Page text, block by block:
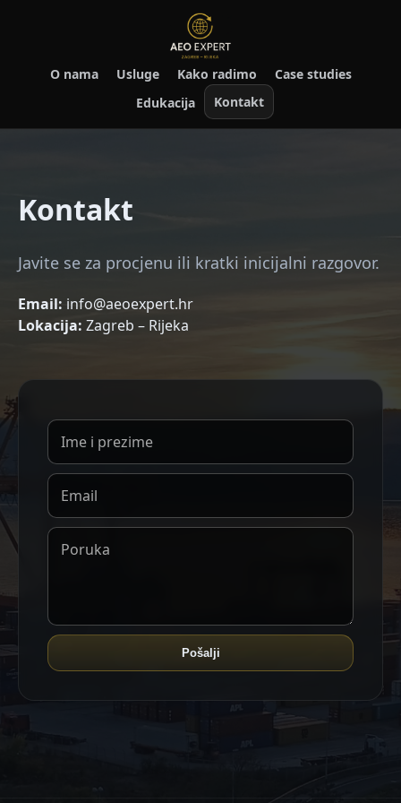
O nama Usluge Kako radimo
Case studies
Edukacija
Kontakt
Kontakt
Javite se za procjenu ili kratki inicijalni razgovor.
Email: info@aeoexpert.hr
Lokacija: Zagreb – Rijeka
Pošalji